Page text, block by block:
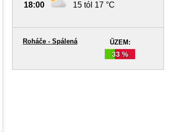
18:00 15 tól 17 °C
ŰZEM:
33 %
Roháče - Spálená